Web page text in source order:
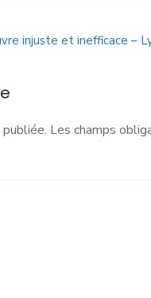
injuste et inefficace –
Les champs